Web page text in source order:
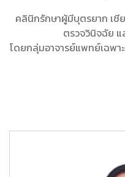
คลินิกรักษาผู้มีบุตรยาก เชีย
ตรวจวินิจฉัย แ
โดยกลุ่มอาจารย์แพทย์เฉพา